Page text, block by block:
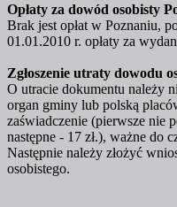
Opłaty za dowód osobisty
Brak jest opłat w Poznaniu,
01.01.2010 r. opłaty za
Zgłoszenie utraty dowodu
O utracie dokumentu należy
organ gminy lub polską
zaświadczenie (pierwsze nie
następne - 17 zł.), ważne do
Następnie należy złożyć
osobistego.